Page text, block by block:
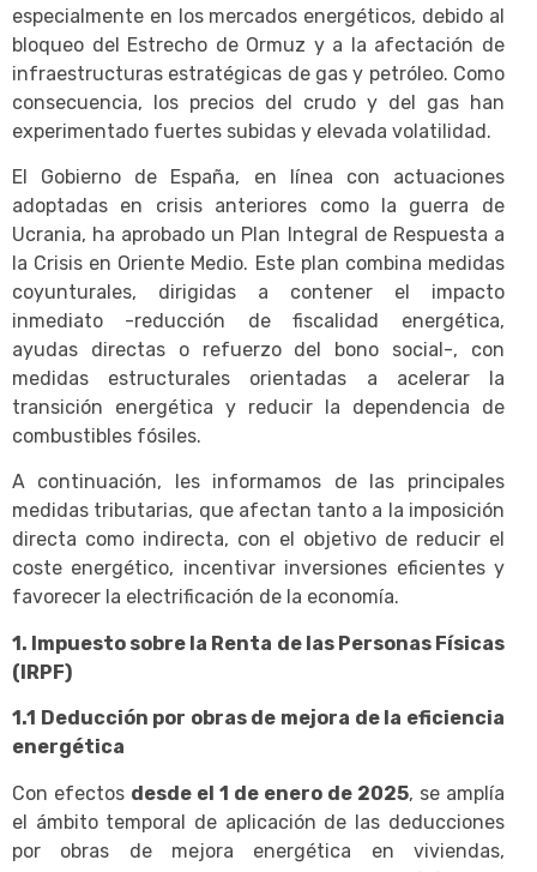
especialmente en los mercados energéticos, debido al
bloqueo del Estrecho de Ormuz y a la afectación de
infraestructuras estratégicas de gas y petróleo. Como
consecuencia, los precios del crudo y del gas han
experimentado fuertes subidas y elevada volatilidad.
El Gobierno de España, en línea con actuaciones
adoptadas en crisis anteriores como la guerra de
Ucrania, ha aprobado un Plan Integral de Respuesta a
la Crisis en Oriente Medio. Este plan combina medidas
coyunturales, dirigidas a contener el impacto
inmediato -reducción de fiscalidad energética,
ayudas directas o refuerzo del bono social-, con
medidas estructurales orientadas a acelerar la
transición energética y reducir la dependencia de
combustibles fósiles.
A continuación, les informamos de las principales
medidas tributarias, que afectan tanto a la imposición
directa como indirecta, con el objetivo de reducir el
coste energético, incentivar inversiones eficientes y
favorecer la electrificación de la economía.
1. Impuesto sobre la Renta de las Personas Físicas
(IRPF)
1.1 Deducción por obras de mejora de la eficiencia
energética
Con efectos desde el 1 de enero de 2025, se amplía
el ámbito temporal de aplicación de las deducciones
por obras de mejora energética en viviendas,